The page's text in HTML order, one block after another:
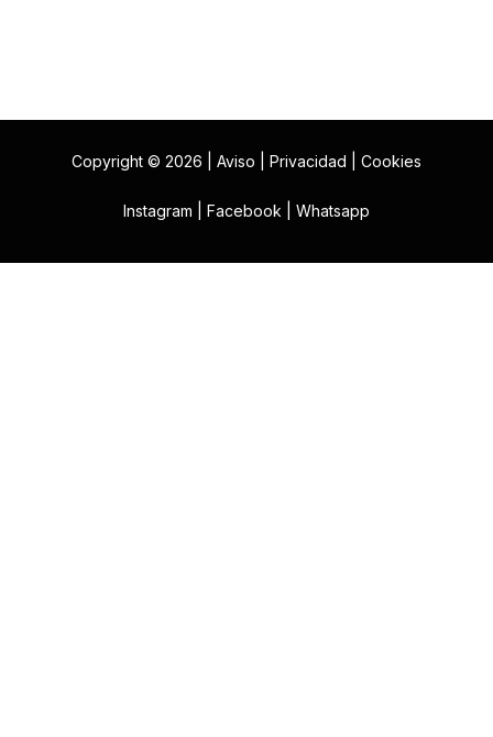
Copyright © 2026 | Aviso Privacidad Cookies
Instagram Facebook Whatsapp